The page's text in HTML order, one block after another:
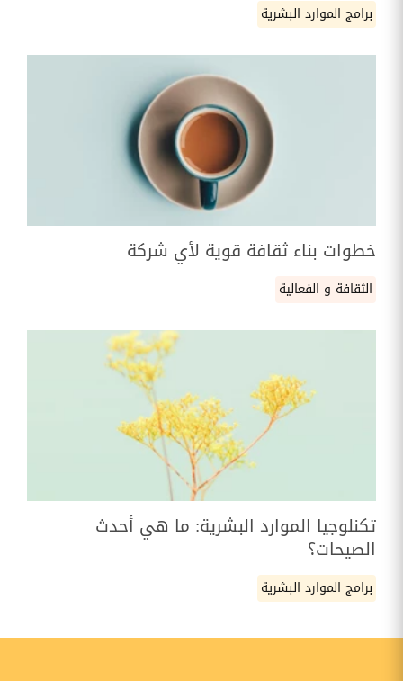
برامج الموارد البشرية
خطوات بناء ثقافة قوية لأي شركة
الثقافة و الفعالية
تكنلوجيا الموارد البشرية: ما هي أحدث
الصيحات؟
برامج الموارد البشرية